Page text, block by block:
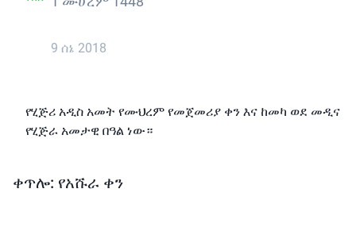
9 ሰኔ 2018
የሂጅሪ አዲስ አመት የሙህረም የመጀመሪያ ቀን እና ከመካ ወደ መዲና
የሂጅራ አመታዊ በዓል ነው።
ቀጥሎ: የአሹራ ቀን